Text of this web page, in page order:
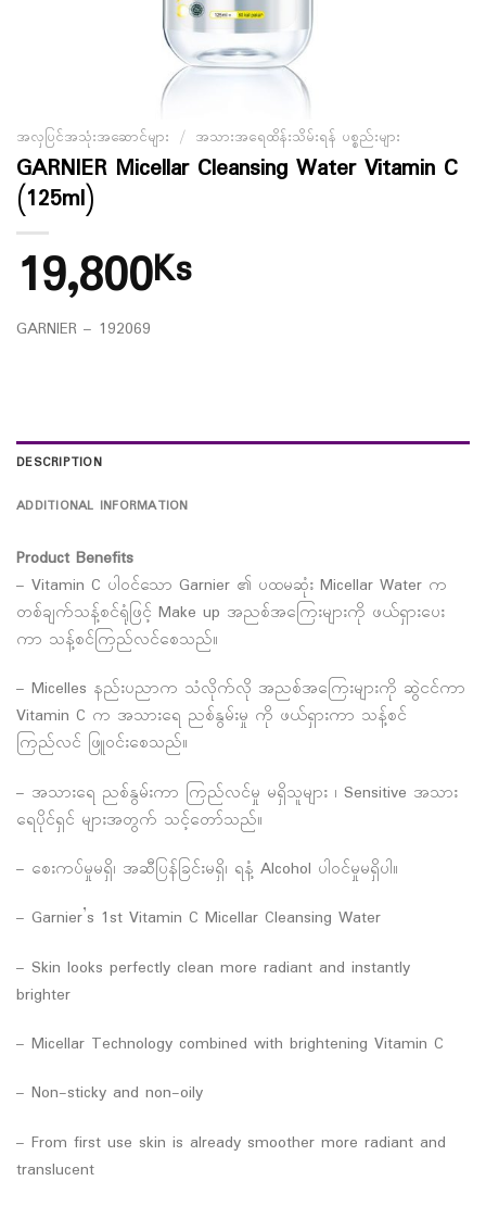
အလှပြင်အသုံးအဆောင်များ / အသားအရေထိန်းသိမ်းရန် ပစ္စည်းများ
GARNIER Micellar Cleansing Water Vitamin C
(125ml)
19,800Ks
GARNIER – 192069
DESCRIPTION
ADDITIONAL INFORMATION
Product Benefits
– Vitamin C ပါဝင်သော Garnier ၏ ပထမဆုံး Micellar Water က
တစ်ချက်သန့်စင်ရုံဖြင့် Make up အညစ်အကြေးများကို ဖယ်ရှားပေး
ကာ သန့်စင်ကြည်လင်စေသည်။
– Micelles နည်းပညာက သံလိုက်လို အညစ်အကြေးများကို ဆွဲငင်ကာ
Vitamin C က အသားရေ ညစ်နွမ်းမှု ကို ဖယ်ရှားကာ သန့်စင်
ကြည်လင် ဖြူဝင်းစေသည်။
– အသားရေ ညစ်နွမ်းကာ ကြည်လင်မှု မရှိသူများ ၊ Sensitive အသား
ရေပိုင်ရှင် များအတွက် သင့်တော်သည်။
– စေးကပ်မှုမရှိ၊ အဆီပြန်ခြင်းမရှိ၊ ရနံ့ Alcohol ပါဝင်မှုမရှိပါ။
– Garnier’s 1st Vitamin C Micellar Cleansing Water
– Skin looks perfectly clean more radiant and instantly
brighter
– Micellar Technology combined with brightening Vitamin C
– Non-sticky and non-oily
– From first use skin is already smoother more radiant and
translucent